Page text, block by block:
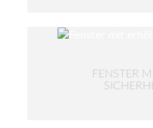
FENSTER